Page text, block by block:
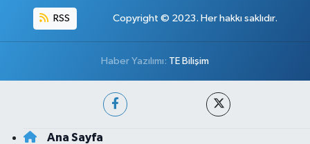
RSS Copyright © 2023. Her hakkı saklıdır.
Haber Yazılımı: TE Bilişim
Ana Sayfa